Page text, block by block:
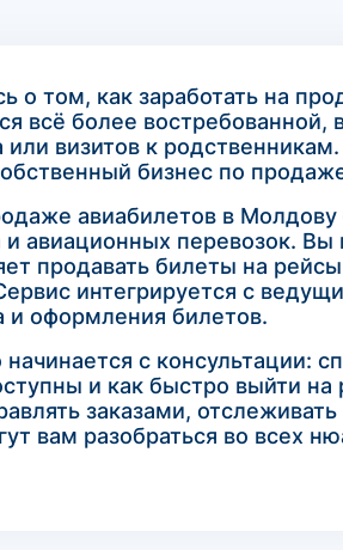
о том, как заработать на
всё более
или визитов к
бизнес по
авиабилетов в
и авиационных перевозок.
продавать билеты на
интегрируется с
и оформления билетов.
начинается с консультации:
и как быстро выйти
заказами,
вам разобраться во всех